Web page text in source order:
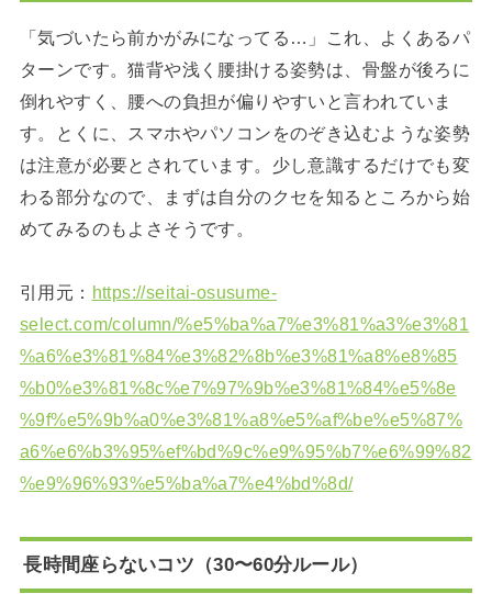
「気づいたら前かがみになってる…」これ、よくあるパ
ターンです。猫背や浅く腰掛ける姿勢は、骨盤が後ろに
倒れやすく、腰への負担が偏りやすいと言われていま
す。とくに、スマホやパソコンをのぞき込むような姿勢
は注意が必要とされています。少し意識するだけでも変
わる部分なので、まずは自分のクセを知るところから始
めてみるのもよさそうです。
引用元： https://seitai-osusume-
select.com/column/%e5%ba%a7%e3%81%a3%e3%81
%a6%e3%81%84%e3%82%8b%e3%81%a8%e8%85
%b0%e3%81%8c%e7%97%9b%e3%81%84%e5%8e
%9f%e5%9b%a0%e3%81%a8%e5%af%be%e5%87%
a6%e6%b3%95%ef%bd%9c%e9%95%b7%e6%99%82
%e9%96%93%e5%ba%a7%e4%bd%8d/
長時間座らないコツ（30〜60分ルール）